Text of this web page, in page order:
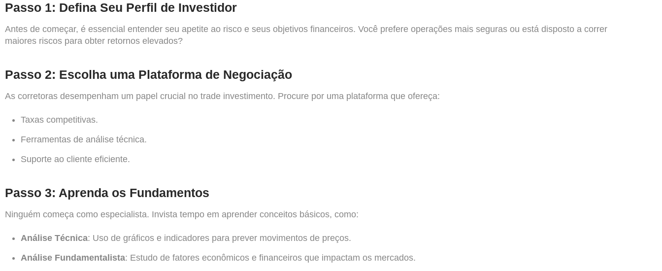
Passo 1: Defina Seu Perfil de Investidor
Antes de começar, é essencial entender seu apetite ao risco e seus objetivos financeiros. Você prefere operações mais seguras ou está disposto a correr
maiores riscos para obter retornos elevados?
Passo 2: Escolha uma Plataforma de Negociação
As corretoras desempenham um papel crucial no trade investimento. Procure por uma plataforma que ofereça:
Taxas competitivas.
Ferramentas de análise técnica.
Suporte ao cliente eficiente.
Passo 3: Aprenda os Fundamentos
Ninguém começa como especialista. Invista tempo em aprender conceitos básicos, como:
Análise Técnica: Uso de gráficos e indicadores para prever movimentos de preços.
Análise Fundamentalista: Estudo de fatores econômicos e financeiros que impactam os mercados.